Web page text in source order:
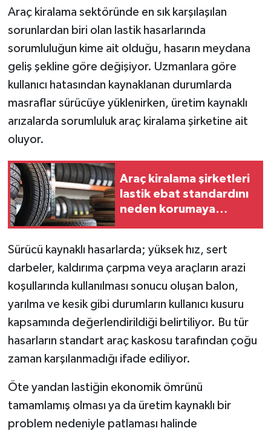
Araç kiralama sektöründe en sık karşılaşılan
sorunlardan biri olan lastik hasarlarında
sorumluluğun kime ait olduğu, hasarın meydana
geliş şekline göre değişiyor. Uzmanlara göre
kullanıcı hatasından kaynaklanan durumlarda
masraflar sürücüye yüklenirken, üretim kaynaklı
arızalarda sorumluluk araç kiralama şirketine ait
oluyor.
Araç kiralama şirketleri
lastik ebat standardını
neden korumaya
Sürücü kaynaklı hasarlarda; yüksek hız, sert
darbeler, kaldırıma çarpma veya araçların arazi
koşullarında kullanılması sonucu oluşan balon,
yarılma ve kesik gibi durumların kullanıcı kusuru
kapsamında değerlendirildiği belirtiliyor. Bu tür
hasarların standart araç kaskosu tarafından çoğu
zaman karşılanmadığı ifade ediliyor.
Öte yandan lastiğin ekonomik ömrünü
tamamlamış olması ya da üretim kaynaklı bir
problem nedeniyle patlaması halinde